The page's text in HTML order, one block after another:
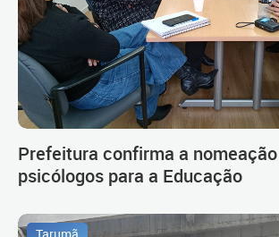
Prefeitura confirma a
psicólogos para a Educação